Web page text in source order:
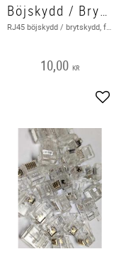
Böjskydd / Brytskydd RJ45, 2 pack
RJ45 böjskydd / brytskydd, för nätverkskabel med 6,8 mm i diameter
10,00 KR